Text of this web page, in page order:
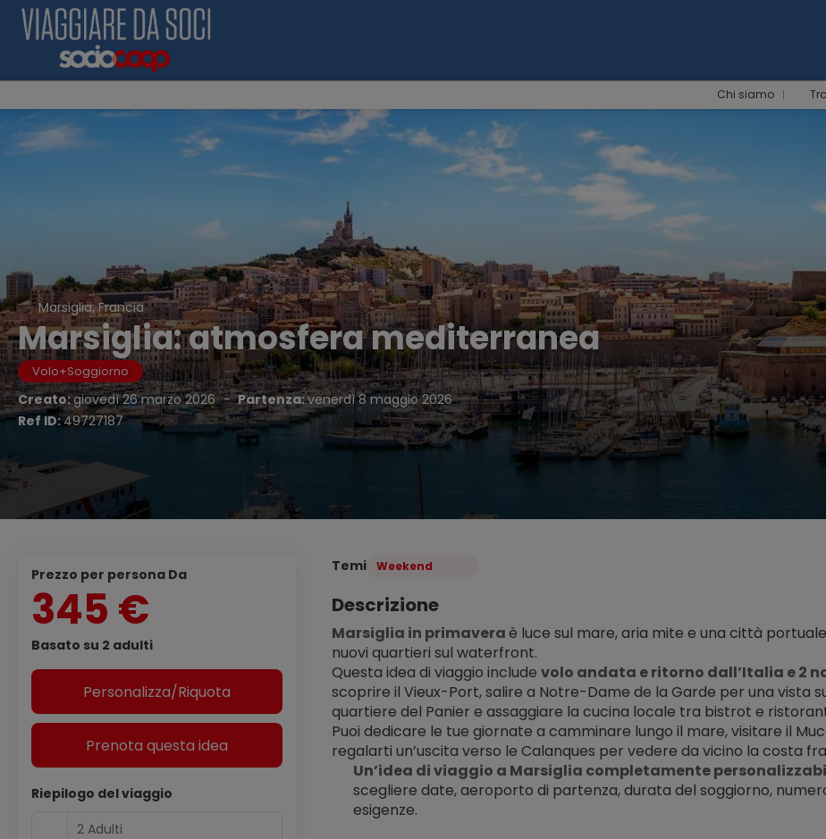
Chi siamo
Marsiglia, Francia
Marsiglia: atmosfera mediterranea
Volo+Soggiorno
Creato:giovedì 26 marzo 2026 - Partenza:venerdì 8 maggio 2026
Ref ID:49727187
Temi Weekend
Descrizione
Marsiglia in primavera è luce sul mare, aria mite e una città
nuovi quartieri sul waterfront.
Questa idea di viaggio include volo andata e ritorno dall’Italia e 2
scoprire il Vieux-Port, salire a Notre-Dame de la Garde per una vista
quartiere del Panier e assaggiare la cucina locale tra bistrot e
Puoi dedicare le tue giornate a camminare lungo il mare, visitare il
regalarti un’uscita verso le Calanques per vedere da vicino la costa
Un’idea di viaggio a Marsiglia completamente
scegliere date, aeroporto di partenza, durata del soggiorno,
esigenze.
Prezzo per persona Da
345 €
Basato su 2 adulti
Personalizza/Riquota
Prenota questa idea
Riepilogo del viaggio
2 Adulti